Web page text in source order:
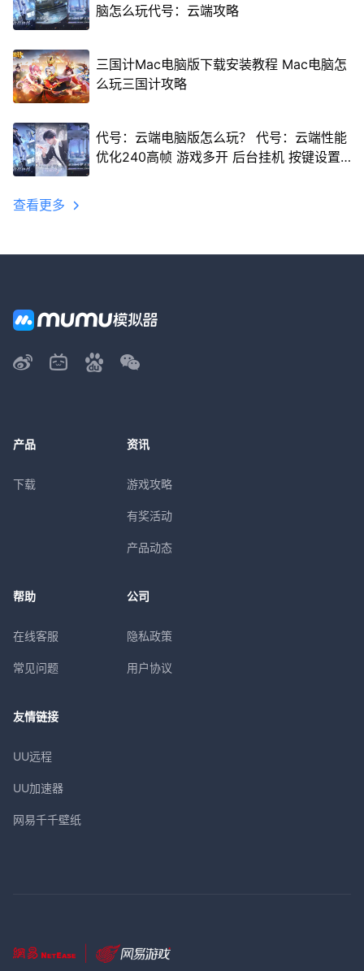
脑怎么玩代号：云端攻略
三国计Mac电脑版下载安装教程 Mac电脑怎
么玩三国计攻略
代号：云端电脑版怎么玩？ 代号：云端性能
优化240高帧 游戏多开 后台挂机 按键设置
查看更多
产品
下载
资讯
游戏攻略
有奖活动
产品动态
帮助
在线客服
常见问题
公司
隐私政策
用户协议
友情链接
UU远程
UU加速器
网易千千壁纸